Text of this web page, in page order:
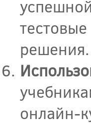
решения.
онлайн-